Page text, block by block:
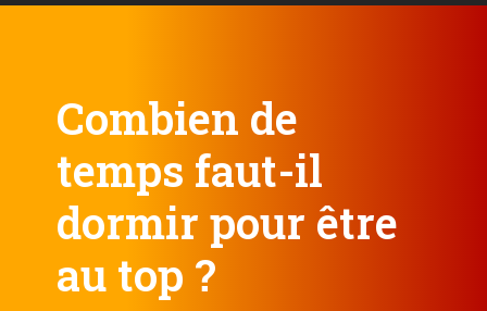
Combien de
temps faut-il
dormir pour être
au top ?